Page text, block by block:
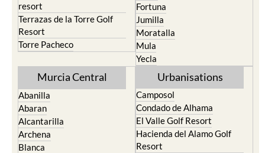
resort
Terrazas de la Torre Golf
Resort
Torre Pacheco
Fortuna
Jumilla
Moratalla
Mula
Yecla
Murcia Central
Abanilla
Abaran
Alcantarilla
Archena
Blanca
Urbanisations
Camposol
Condado de Alhama
El Valle Golf Resort
Hacienda del Alamo Golf
Resort